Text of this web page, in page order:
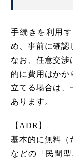
手続きを利用
め、事前に確認
なお、任意交渉
的に費用はかか
立てる場合は、
あります。
【ADR】
基本的に無料（
などの「民間